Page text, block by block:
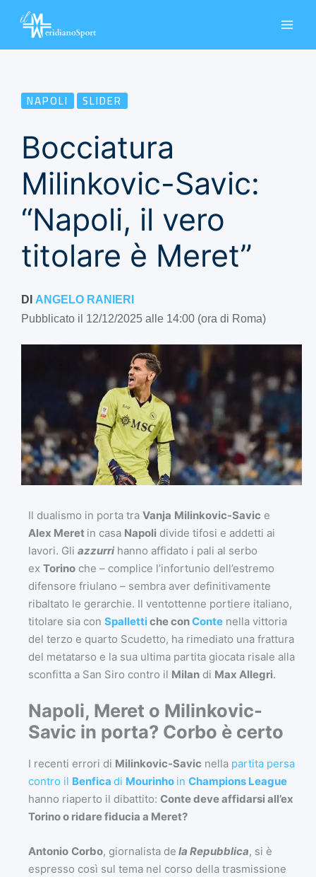
NAPOLI SLIDER
Bocciatura
Milinkovic-Savic:
“Napoli, il vero
titolare è Meret”
DI ANGELO RANIERI
Pubblicato il 12/12/2025 alle 14:00 (ora di Roma)
Il dualismo in porta tra Vanja Milinkovic-Savic e
Alex Meret in casa Napoli divide tifosi e addetti ai
lavori. Gli azzurri hanno affidato i pali al serbo
ex Torino che – complice l’infortunio dell’estremo
difensore friulano – sembra aver definitivamente
ribaltato le gerarchie. Il ventottenne portiere italiano,
titolare sia con Spallettiche conConte nella vittoria
del terzo e quarto Scudetto, ha rimediato una frattura
del metatarso e la sua ultima partita giocata risale alla
sconfitta a San Siro contro il Milan di Max Allegri.
Napoli, Meret o Milinkovic-
Savic in porta? Corbo è certo
I recenti errori di Milinkovic-Savic nella partita persa
contro il Benfica di Mourinho in Champions League
hanno riaperto il dibattito: Conte deve affidarsi all’ex
Torino o ridare fiducia a Meret?
Antonio Corbo, giornalista de la Repubblica, si è
espresso così sul tema nel corso della trasmissione